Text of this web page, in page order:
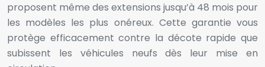
proposent même des extensions jusqu’à 48 mois pour
les modèles les plus onéreux. Cette garantie vous
protège efficacement contre la décote rapide que
subissent les véhicules neufs dès leur mise en